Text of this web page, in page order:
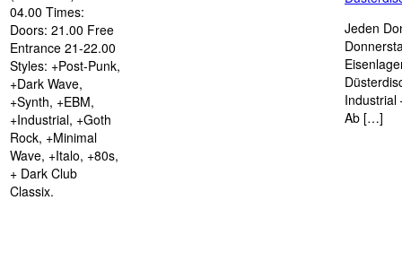
04.00 Times:
Doors: 21.00 Free
Entrance 21-22.00
Styles: +Post-Punk,
+Dark Wave,
+Synth, +EBM,
+Industrial, +Goth
Rock, +Minimal
Wave, +Italo, +80s,
+ Dark Club
Classix.
Jeden
Industrial
Ab […]